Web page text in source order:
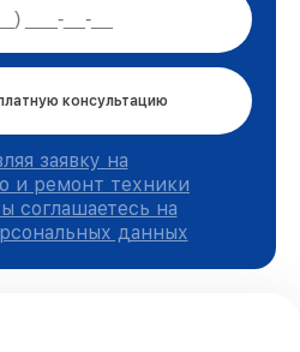
консультацию
заявку на
и ремонт техники
соглашаетесь на
данных